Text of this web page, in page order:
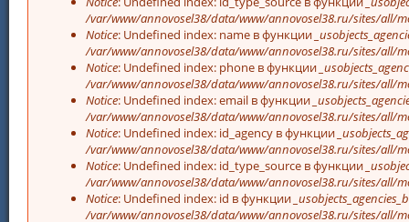
/var/www/annovosel38/data/www/annovosel38.ru/sites/all/
Notice: Undefined index: name в функции
/var/www/annovosel38/data/www/annovosel38.ru/sites/all/
Notice: Undefined index: phone в функции
/var/www/annovosel38/data/www/annovosel38.ru/sites/all/
Notice: Undefined index: email в функции
/var/www/annovosel38/data/www/annovosel38.ru/sites/all/
Notice: Undefined index: id_agency в функции
/var/www/annovosel38/data/www/annovosel38.ru/sites/all/
Notice: Undefined index: id_type_source в функции
/var/www/annovosel38/data/www/annovosel38.ru/sites/all/
Notice: Undefined index: id в функции
/var/www/annovosel38/data/www/annovosel38.ru/sites/all/